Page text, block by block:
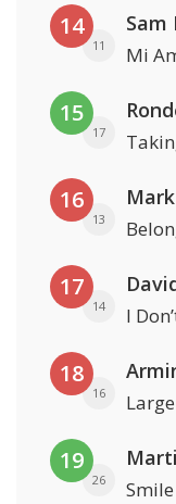
14
11
Sam
Mi
15
17
16
13
17
14 I
18
16
19
26 Smile